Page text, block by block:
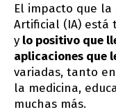
El impacto que
Artificial (IA) está
y lo positivo que
aplicaciones que
variadas, tanto
la medicina,
muchas más.